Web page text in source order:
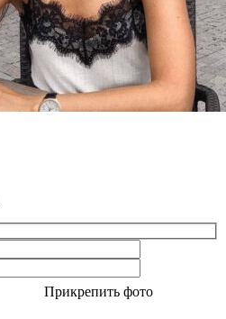
Прикрепить фото